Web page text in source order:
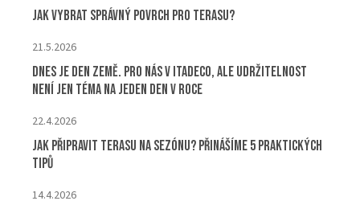
Jak vybrat správný povrch pro terasu?
21.5.2026
Dnes je Den Země. Pro nás v ITADECO, ale udržitelnost
není jen téma na jeden den v roce
22.4.2026
Jak připravit terasu na sezónu? Přinášíme 5 praktických
tipů
14.4.2026